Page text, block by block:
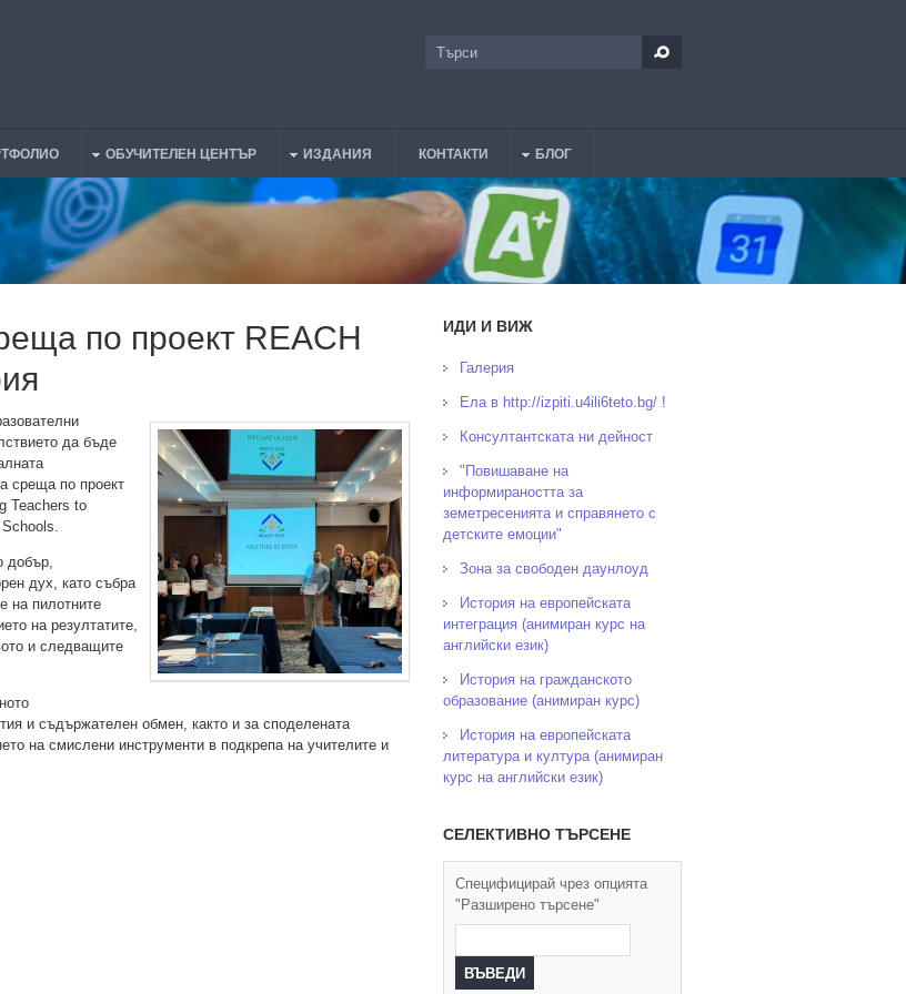
Търси
ОБУЧИТЕЛЕН ЦЕНТЪР ИЗДАНИЯ КОНТАКТИ БЛОГ
по проект REACH
да бъде
среща по проект
Teachers to
добър,
дух, като събра
на пилотните
на резултатите,
и следващите
и съдържателен обмен, както и за споделената
на смислени инструменти в подкрепа на учителите и
ИДИ И ВИЖ
Галерия
Ела в http://izpiti.u4ili6teto.bg/ !
Консултантската ни дейност
"Повишаване на
информираността за
земетресенията и справянето с
детските емоции"
Зона за свободен даунлоуд
История на европейската
интеграция (анимиран курс на
английски език)
История на гражданското
образование (анимиран курс)
История на европейската
литература и култура (анимиран
курс на английски език)
СЕЛЕКТИВНО ТЪРСЕНЕ
Специфицирай чрез опцията
"Разширено търсене"